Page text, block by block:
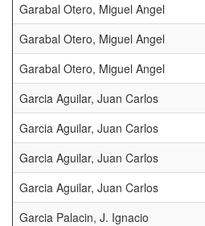
Garabal Otero, Miguel Angel
Garabal Otero, Miguel Angel
Garabal Otero, Miguel Angel
Garcia Aguilar, Juan Carlos
Garcia Aguilar, Juan Carlos
Garcia Aguilar, Juan Carlos
Garcia Aguilar, Juan Carlos
Garcia Palacin, J. Ignacio